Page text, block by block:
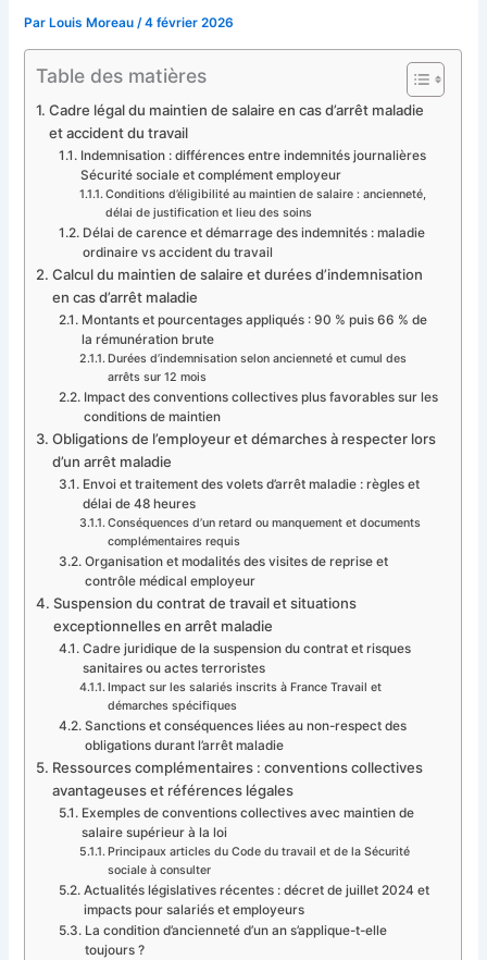
Par Louis Moreau/4 février 2026
Table des matières
Cadre légal du maintien de salaire en cas d’arrêt maladie
et accident du travail
Indemnisation : différences entre indemnités journalières
Sécurité sociale et complément employeur
Conditions d’éligibilité au maintien de salaire : ancienneté,
délai de justification et lieu des soins
Délai de carence et démarrage des indemnités : maladie
ordinaire vs accident du travail
Calcul du maintien de salaire et durées d’indemnisation
en cas d’arrêt maladie
Montants et pourcentages appliqués : 90 % puis 66 % de
la rémunération brute
Durées d’indemnisation selon ancienneté et cumul des
arrêts sur 12 mois
Impact des conventions collectives plus favorables sur les
conditions de maintien
Obligations de l’employeur et démarches à respecter lors
d’un arrêt maladie
Envoi et traitement des volets d’arrêt maladie : règles et
délai de 48 heures
Conséquences d’un retard ou manquement et documents
complémentaires requis
Organisation et modalités des visites de reprise et
contrôle médical employeur
Suspension du contrat de travail et situations
exceptionnelles en arrêt maladie
Cadre juridique de la suspension du contrat et risques
sanitaires ou actes terroristes
Impact sur les salariés inscrits à France Travail et
démarches spécifiques
Sanctions et conséquences liées au non-respect des
obligations durant l’arrêt maladie
Ressources complémentaires : conventions collectives
avantageuses et références légales
Exemples de conventions collectives avec maintien de
salaire supérieur à la loi
Principaux articles du Code du travail et de la Sécurité
sociale à consulter
Actualités législatives récentes : décret de juillet 2024 et
impacts pour salariés et employeurs
La condition d’ancienneté d’un an s’applique-t-elle
toujours ?